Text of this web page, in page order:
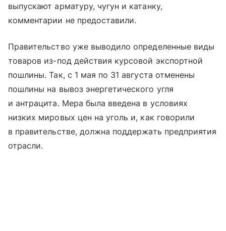
выпускают арматуру, чугун и катанку,
комментарии не предоставили.
Правительство уже выводило определенные виды
товаров из-под действия курсовой экспортной
пошлины. Так, с 1 мая по 31 августа отменены
пошлины на вывоз энергетического угля
и антрацита. Мера была введена в условиях
низких мировых цен на уголь и, как говорили
в правительстве, должна поддержать предприятия
отрасли.